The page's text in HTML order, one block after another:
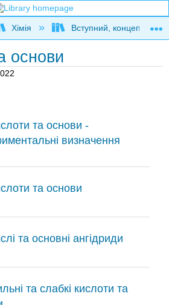
global hierarchy
Хімія Вступний,
основи
та основи -
визначення
та основи
та основні ангідриди
та слабкі кислоти та